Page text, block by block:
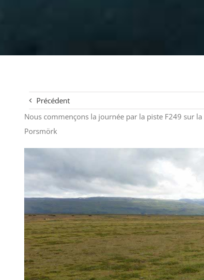
Précédent
Nous commençons la journée par la piste F249 sur
Porsmörk